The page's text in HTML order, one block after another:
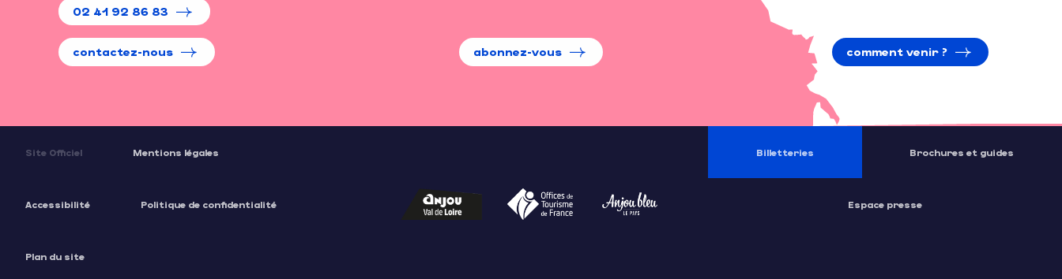
02 41 92 86 83
contactez-nous abonnez-vous comment venir ?
Site Officiel Mentions légales
Accessibilité Politique de confidentialité
Plan du site
Billetteries Brochures et guides
Espace presse